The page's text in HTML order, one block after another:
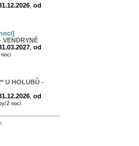
, od
VENDRYNĚ
, od
U HOLUBŮ -
, od
2 noci